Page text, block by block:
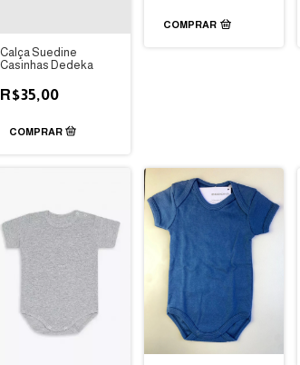
Calça Suedine
Casinhas Dedeka
R$35,00
COMPRAR